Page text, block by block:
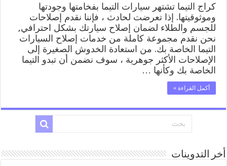
كراج التيما تشتهر سيارات التيما بفخامتها وجودتها
وموثوقيتها. إذا تعرضت لحادث ، فإننا نقدم إصلاحات
للجسم والطلاء لضمان إصلاح سيارتك بشكل احترافي,
نحن نقدم مجموعة كاملة من خدمات إصلاح السيارات
التيما الخاصة بك. من استعادة الخدوش الصغيرة إلى
الإصلاحات الأكثر جوهرية ، سوف نضمن أن تبدو التيما
الخاصة بك وكأنها …
أكمل القراءة »
أخر التدوينات